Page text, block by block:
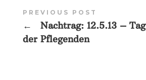
PREVIOUS POST
←
Nachtrag: 12.5.13 – Tag
der Pflegenden